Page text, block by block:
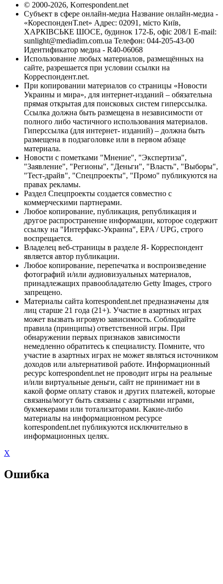
© 2000-2026, Korrespondent.net
Субъект в сфере онлайн-медиа Название онлайн-медиа -
«КореспонденТ.net» Адрес: 02091, місто Київ,
ХАРКІВСЬКЕ ШОСЕ, будинок 172-Б, офіс 208/1 E-mail:
sunlight@mediadim.com.ua Телефон: 044-205-43-00
Идентификатор медиа - R40-06068
Использование любых материалов, размещённых на
сайте, разрешается при условии ссылки на
Корреспондент.net.
При копировании материалов со страницы «Новости
Украины и мира», для интернет-изданий – обязательна
прямая открытая для поисковых систем гиперссылка.
Ссылка должна быть размещена в независимости от
полного либо частичного использования материалов.
Гиперссылка (для интернет- изданий) – должна быть
размещена в подзаголовке или в первом абзаце
материала.
Новости с пометками "Мнение", "Экспертиза",
"Заявление", "Регионы", "Деньги", "Власть", "Выборы",
"Тест-драйв", "Спецпроекты", "Промо" публикуются на
правах рекламы.
Раздел Спецпроекты создается совместно с
коммерческими партнерами.
Любое копирование, публикация, републикация и
другое распространение информации, которое содержит
ссылку на "Интерфакс-Украина", EPA / UPG, строго
воспрещается.
Владелец веб-страницы в разделе Я- Корреспондент
является автор публикации.
Любое копирование, перепечатка и воспроизведение
фотографий и/или аудиовизуальных материалов,
принадлежащих правообладателю Getty Images, строго
запрещено.
Материалы сайта korrespondent.net предназначены для
лиц старше 21 года (21+). Участие в азартных играх
может вызвать игровую зависимость. Соблюдайте
правила (принципы) ответственной игры. При
обнаружении первых признаков зависимости
немедленно обратитесь к специалисту. Помните, что
участие в азартных играх не может являться источником
доходов или альтернативой работе. Информационный
ресурс korrespondent.net не проводит игры на реальные
и/или виртуальные деньги, сайт не принимает ни в
какой форме оплату ставок и других платежей, которые
связаны/могут быть связаны с азартными играми,
букмекерами или тотализаторами. Какие-либо
материалы на информационном ресурсе
korrespondent.net публикуются исключительно в
информационных целях.
X
Ошибка